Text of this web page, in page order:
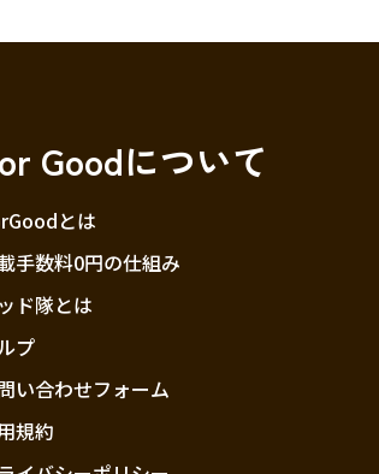
Goodについて
とは
手数料0円の仕組み
ド隊とは
プ
い合わせフォーム
規約